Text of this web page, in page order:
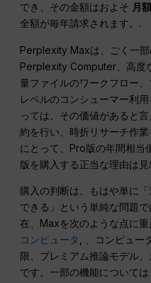
でき、その金額はおよそ 月
全額が毎年請求されます。.
Perplexity Maxは、ごく一部
Perplexity Computer、高度
量ファイルのワークフロー
レベルのコンシューマー利
っては、その価値があると
約を行い、時折リサーチ作
にとって、Pro版の年間相当
版を購入する正当な理由は
購入の判断は、もはや単に
できる」という単純な問題
在、Maxを次のような点に重
コンピュータ
, 、コンピュ
限、プレミアム推論モデル
です。一部の機能について